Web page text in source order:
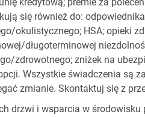
się również do:
okulistycznego; HSA; opieki
długoterminowej
zdrowotnego; zniżek na
Wszystkie świadczenia są
zmianie. Skontaktuj się z
drzwi i wsparcia w